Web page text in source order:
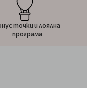
точки и лоялна
програма